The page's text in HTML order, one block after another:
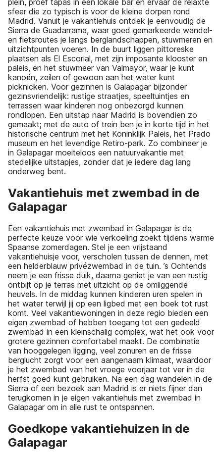
sfeer die zo typisch is voor de kleine dorpen rond
Madrid. Vanuit je vakantiehuis ontdek je eenvoudig de
Sierra de Guadarrama, waar goed gemarkeerde wandel-
en fietsroutes je langs berglandschappen, stuwmeren en
uitzichtpunten voeren. In de buurt liggen pittoreske
plaatsen als El Escorial, met zijn imposante klooster en
paleis, en het stuwmeer van Valmayor, waar je kunt
kanoën, zeilen of gewoon aan het water kunt
picknicken. Voor gezinnen is Galapagar bijzonder
gezinsvriendelijk: rustige straatjes, speeltuintjes en
terrassen waar kinderen nog onbezorgd kunnen
rondlopen. Een uitstap naar Madrid is bovendien zo
gemaakt; met de auto of trein ben je in korte tijd in het
historische centrum met het Koninklijk Paleis, het Prado
museum en het levendige Retiro-park. Zo combineer je
in Galapagar moeiteloos een natuurvakantie met
stedelijke uitstapjes, zonder dat je iedere dag lang
onderweg bent.
Vakantiehuis met zwembad in de
Galapagar
Een vakantiehuis met zwembad in Galapagar is de
perfecte keuze voor wie verkoeling zoekt tijdens warme
Spaanse zomerdagen. Stel je een vrijstaand
vakantiehuisje voor, verscholen tussen de dennen, met
een helderblauw privézwembad in de tuin. ’s Ochtends
neem je een frisse duik, daarna geniet je van een rustig
ontbijt op je terras met uitzicht op de omliggende
heuvels. In de middag kunnen kinderen uren spelen in
het water terwijl jij op een ligbed met een boek tot rust
komt. Veel vakantiewoningen in deze regio bieden een
eigen zwembad of hebben toegang tot een gedeeld
zwembad in een kleinschalig complex, wat het ook voor
grotere gezinnen comfortabel maakt. De combinatie
van hooggelegen ligging, veel zonuren en de frisse
berglucht zorgt voor een aangenaam klimaat, waardoor
je het zwembad van het vroege voorjaar tot ver in de
herfst goed kunt gebruiken. Na een dag wandelen in de
Sierra of een bezoek aan Madrid is er niets fijner dan
terugkomen in je eigen vakantiehuis met zwembad in
Galapagar om in alle rust te ontspannen.
Goedkope vakantiehuizen in de
Galapagar